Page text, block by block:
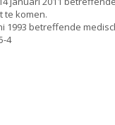
te komen.
1993 betreffende
4